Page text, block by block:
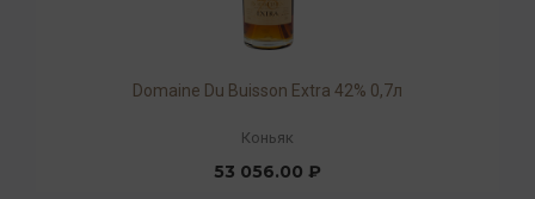
Domaine Du Buisson Extra 42% 0,7л
Коньяк
53 056.00 ₽